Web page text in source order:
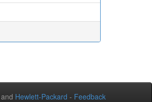
and Hewlett-Packard - Feedback